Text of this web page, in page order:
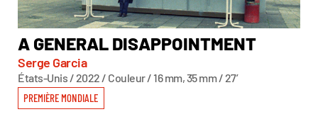
A GENERAL DISAPPOINTMENT
Serge Garcia
États-Unis / 2022 / Couleur / 16 mm, 35 mm / 27’
PREMIÈRE MONDIALE